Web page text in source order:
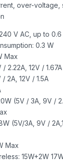
over-voltage,
V AC, up to 0.6
0.3 W
Max
2.22A, 12V / 1.67A
2A, 12V / 1.5A
(5V / 3A, 9V /
(5V/3A, 9V /
Max
15W+2W